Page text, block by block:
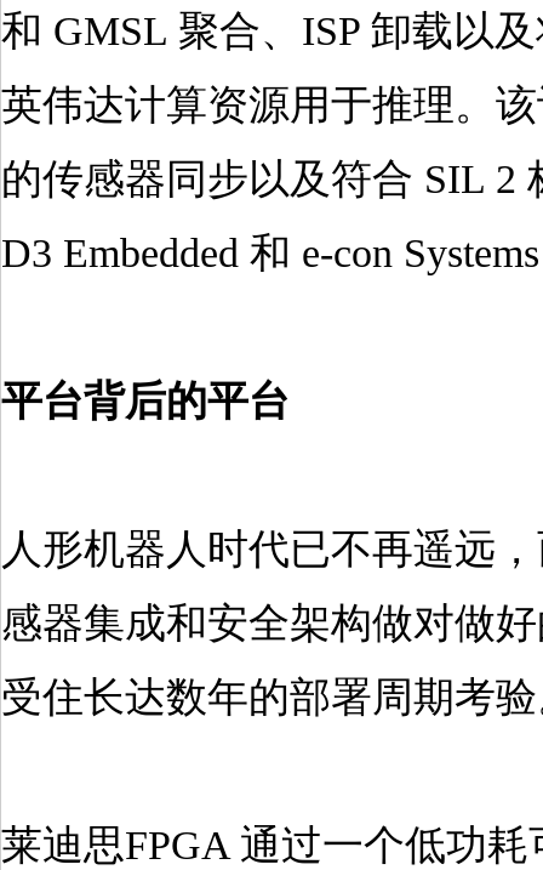
和 GMSL 聚合、ISP 卸载以
英伟达计算资源用于推理。
的传感器同步以及符合 SIL 2
D3 Embedded 和 e-con
平台背后的平台
人形机器人时代已不再遥远
感器集成和安全架构做对做
受住长达数年的部署周期考
莱迪思FPGA 通过一个低功